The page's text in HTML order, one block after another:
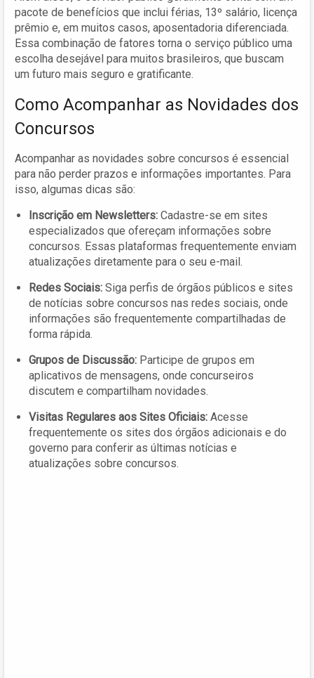
pacote de benefícios que inclui férias, 13º salário, licença
prêmio e, em muitos casos, aposentadoria diferenciada.
Essa combinação de fatores torna o serviço público uma
escolha desejável para muitos brasileiros, que buscam
um futuro mais seguro e gratificante.
Como Acompanhar as Novidades dos
Concursos
Acompanhar as novidades sobre concursos é essencial
para não perder prazos e informações importantes. Para
isso, algumas dicas são:
Inscrição em Newsletters: Cadastre-se em sites
especializados que ofereçam informações sobre
concursos. Essas plataformas frequentemente enviam
atualizações diretamente para o seu e-mail.
Redes Sociais: Siga perfis de órgãos públicos e sites
de notícias sobre concursos nas redes sociais, onde
informações são frequentemente compartilhadas de
forma rápida.
Grupos de Discussão: Participe de grupos em
aplicativos de mensagens, onde concurseiros
discutem e compartilham novidades.
Visitas Regulares aos Sites Oficiais: Acesse
frequentemente os sites dos órgãos adicionais e do
governo para conferir as últimas notícias e
atualizações sobre concursos.